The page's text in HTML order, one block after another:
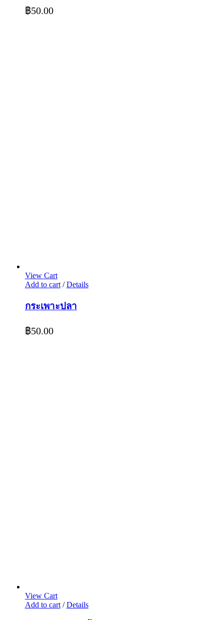
฿50.00
View Cart
Add to cart/ Details
กระเพาะปลา
฿50.00
View Cart
Add to cart/ Details